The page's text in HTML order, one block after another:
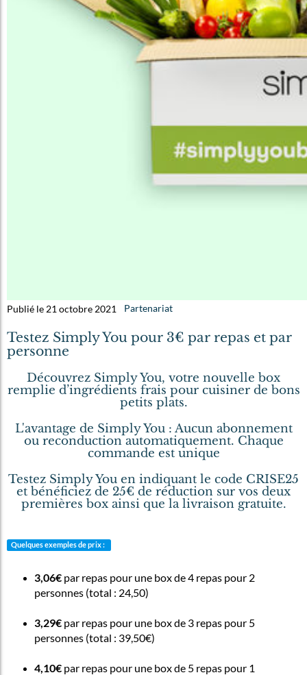
Publié le 21 octobre 2021 Partenariat
Testez Simply You pour 3€ par repas et par
personne
Découvrez Simply You, votre nouvelle box
remplie d’ingrédients frais pour cuisiner de bons
petits plats.
L'avantage de Simply You : Aucun abonnement
ou reconduction automatiquement. Chaque
commande est unique
Testez Simply You en indiquant le code CRISE25
et bénéficiez de 25€ de réduction sur vos deux
premières box ainsi que la livraison gratuite.
Quelques exemples de prix :
3,06€ par repas pour une box de 4 repas pour 2
personnes (total : 24,50)
3,29€ par repas pour une box de 3 repas pour 5
personnes (total : 39,50€)
4,10€ par repas pour une box de 5 repas pour 1